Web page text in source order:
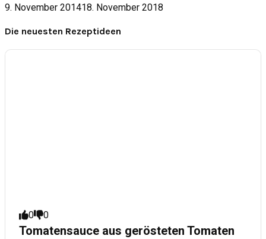
9. November 201418. November 2018
Die neuesten Rezeptideen
0 0
Tomatensauce aus gerösteten Tomaten